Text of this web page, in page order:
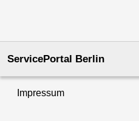
ServicePortal Berlin
Impressum